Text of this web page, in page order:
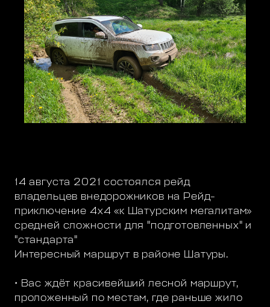
14 августа 2021 состоялся рейд
владельцев внедорожников на Рейд-
приключение 4х4 «к Шатурским мегалитам»
средней сложности для "подготовленных" и
"стандарта"
Интересный маршрут в районе Шатуры.
• Вас ждёт красивейший лесной маршрут,
проложенный по местам, где раньше жило